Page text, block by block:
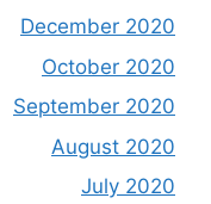
December 2020
October 2020
September 2020
August 2020
July 2020